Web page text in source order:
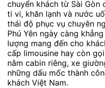
chuyển khách từ Sài Gòn
ti vi, khăn lạnh và nước
thái độ phục vụ chuyên
Phú Yên ngày càng
lượng mang đến cho
cấp limousine hay còn
nằm cabin riêng, xe
những dấu mốc thành
khách Việt Nam.